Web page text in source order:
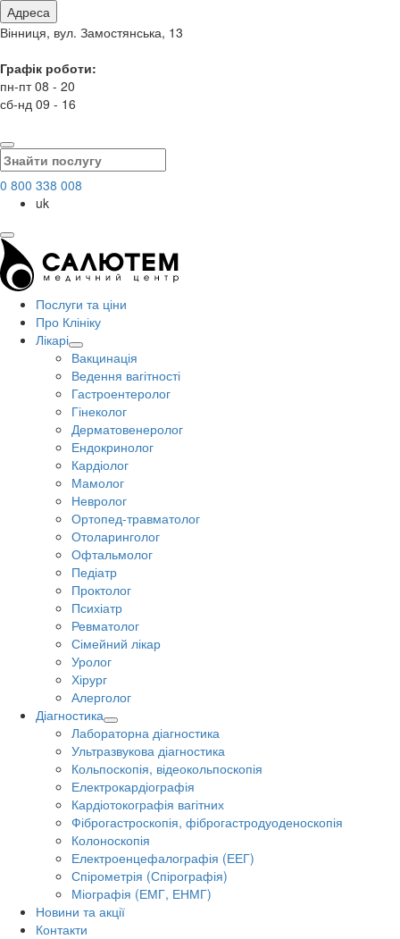
Адреса
Вінниця, вул. Замостянська, 13
Графік роботи:
пн-пт 08 - 20
сб-нд 09 - 16
0 800 338 008
uk
Послуги та ціни
Про Клініку
Лікарі
Вакцинація
Ведення вагітності
Гастроентеролог
Гінеколог
Дерматовенеролог
Ендокринолог
Кардіолог
Мамолог
Невролог
Ортопед-травматолог
Отоларинголог
Офтальмолог
Педіатр
Проктолог
Психіатр
Ревматолог
Сімейний лікар
Уролог
Хірург
Алерголог
Діагностика
Лабораторна діагностика
Ультразвукова діагностика
Кольпоскопія, відеокольпоскопія
Електрокардіографія
Кардіотокографія вагітних
Фіброгастроскопія, фіброгастродуоденоскопія
Колоноскопія
Електроенцефалографія (ЕЕГ)
Спірометрія (Спірографія)
Міографія (ЕМГ, ЕНМГ)
Новини та акції
Контакти